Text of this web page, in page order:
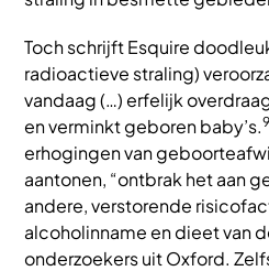
Toch schrijft Esquire
radioactieve straling)
vandaag (…) erfelijk
en verminkt geboren baby’s.9
erhogingen van
aantonen, “ontbrak het aan
andere, verstorende
alcoholinname en dieet van
onderzoekers uit Oxford.